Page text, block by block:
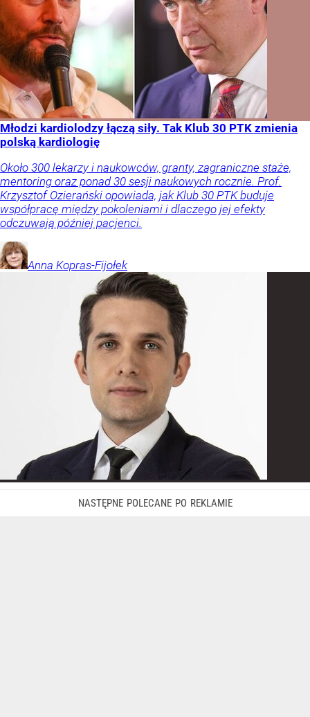
Młodzi kardiolodzy łączą siły. Tak Klub 30 PTK zmienia
polską kardiologię
Około 300 lekarzy i naukowców, granty, zagraniczne staże,
mentoring oraz ponad 30 sesji naukowych rocznie. Prof.
Krzysztof Ozierański opowiada, jak Klub 30 PTK buduje
współpracę między pokoleniami i dlaczego jej efekty
odczuwają później pacjenci.
Anna Kopras-Fijołek